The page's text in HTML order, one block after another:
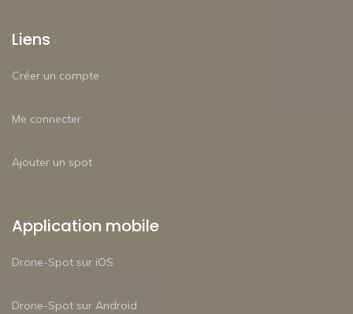
Liens
Créer un compte
Me connecter
Ajouter un spot
Application mobile
Drone-Spot sur iOS
Drone-Spot sur Android